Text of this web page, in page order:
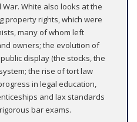
White also looks at the
property rights, which were
many of whom left
owners; the evolution of
display (the stocks, the
the rise of tort law
in legal education,
and lax standards
bar exams.